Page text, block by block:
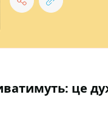
це